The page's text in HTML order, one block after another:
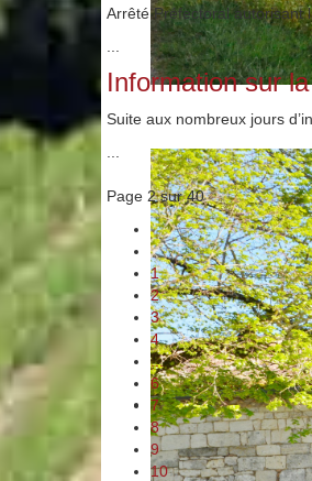
Arrêté Préfectoral autorisant
Information sur
Suite aux nombreux jours
Page 2 sur 40
1
2
3
4
...
6
7
8
9
10